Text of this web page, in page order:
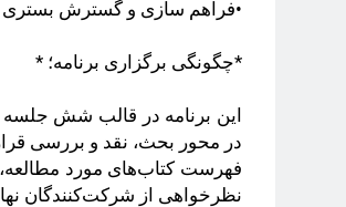
•فراهم‌ سازی و گسترش بستری
*چگونگی برگزاری برنامه؛ *
این برنامه در قالب شش جلسه‌
در محور بحث، نقد و بررسی
فهرست کتاب‌های مورد
نظرخواهی از شرکت‌کنندگان